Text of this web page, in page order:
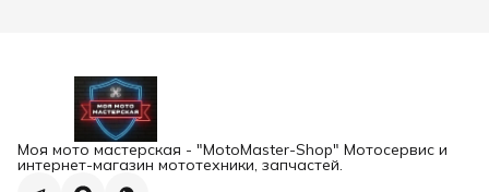
Моя мото мастерская - "MotoMaster-Shop" Мотосервис и
интернет-магазин мототехники, запчастей.